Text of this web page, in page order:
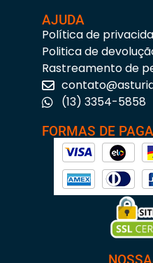
AJUDA
Política de
Politica de
Rastreamento de
(13) 3354-5858
FORMAS DE